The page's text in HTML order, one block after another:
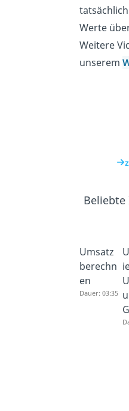
Werte
Weitere
unserem
Beliebte
Umsatz
berechn
en
Dauer: 03:35